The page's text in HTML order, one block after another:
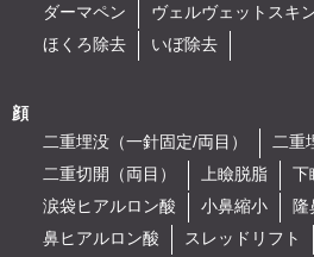
ダーマペン
ヴェルヴェットスキ
ほくろ除去
いぼ除去
顔
二重埋没（一針固定/両目）
二重
二重切開（両目）
上瞼脱脂 下
涙袋ヒアルロン酸
小鼻縮小
隆
鼻ヒアルロン酸
スレッドリフト